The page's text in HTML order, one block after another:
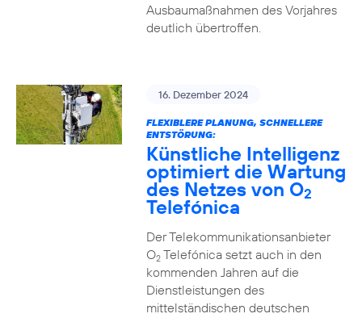
Ausbaumaßnahmen des Vorjahres
deutlich übertroffen.
16. Dezember 2024
FLEXIBLERE PLANUNG, SCHNELLERE
ENTSTÖRUNG:
Künstliche Intelligenz
optimiert die Wartung
des Netzes von O2
Telefónica
Der Telekommunikationsanbieter
O2Telefónica setzt auch in den
kommenden Jahren auf die
Dienstleistungen des
mittelständischen deutschen